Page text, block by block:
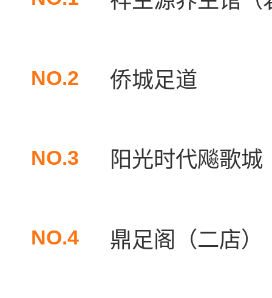
祥生源养生馆
侨城足道
阳光时代飚歌城
鼎足阁（二店）